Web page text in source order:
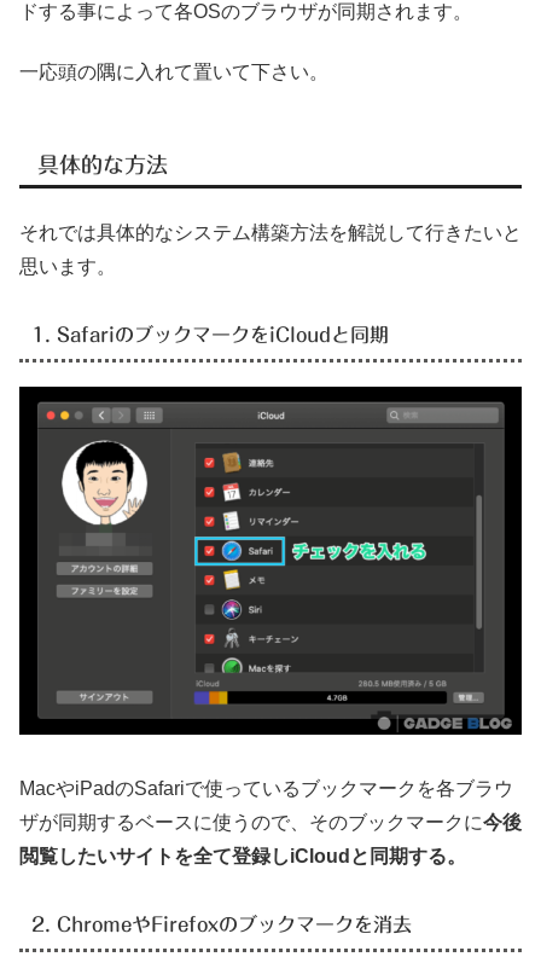
ドする事によって各OSのブラウザが同期されます。
一応頭の隅に入れて置いて下さい。
具体的な方法
それでは具体的なシステム構築方法を解説して行きたいと
思います。
1. SafariのブックマークをiCloudと同期
MacやiPadのSafariで使っているブックマークを各ブラウ
ザが同期するベースに使うので、そのブックマークに今後
閲覧したいサイトを全て登録しiCloudと同期する。
2. ChromeやFirefoxのブックマークを消去